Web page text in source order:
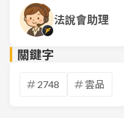
法說會助理
關鍵字
2748 雲品